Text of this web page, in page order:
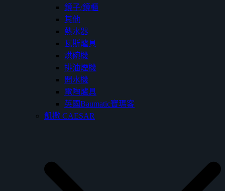
鏡子/鏡櫃
其他
熱水器
瓦斯爐具
烘碗機
排油煙機
開水機
電陶爐具
英國Baumatic寶瑪客
凱撒 CAESAR